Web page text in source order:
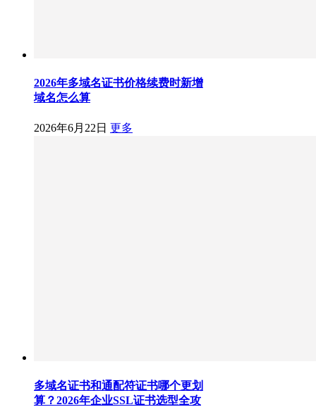
2026年多域名证书价格续费时新增
域名怎么算
2026年6月22日 更多
多域名证书和通配符证书哪个更划
算？2026年企业SSL证书选型全攻